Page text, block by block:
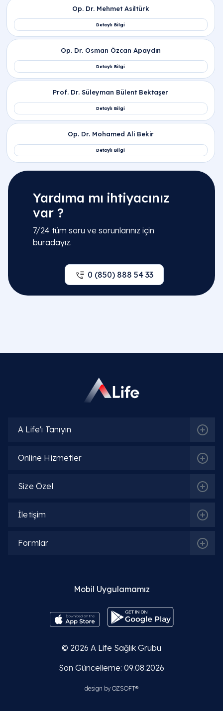
İlgili Bölümler
Yardıma mı ihtiyacınız
var ?
7/24 tüm soru ve sorunlarınız için
buradayız.
0 (850) 888 54 33
A Life'ı Tanıyın
Online Hizmetler
Size Özel
İletişim
Formlar
Mobil Uygulamamız
© 2026 A Life Sağlık Grubu
Son Güncelleme: 09.08.2026
design by OZSOFT®